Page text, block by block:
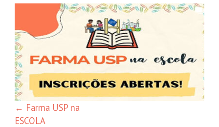
navigation
← Farma USP na
ESCOLA